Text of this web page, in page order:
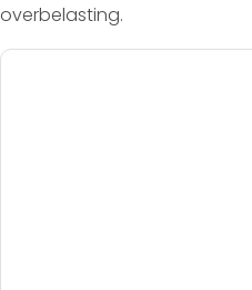
overbelasting.